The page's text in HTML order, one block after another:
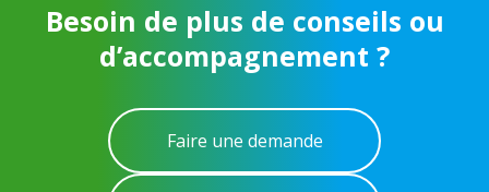
Besoin de plus de conseils ou
d’accompagnement ?
Faire une demande